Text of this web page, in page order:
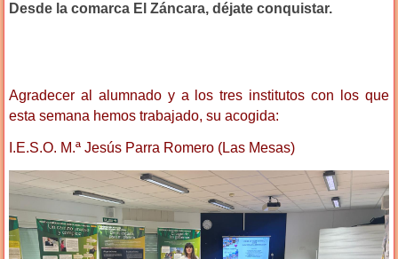
Desde la comarca El Záncara, déjate conquistar.
Agradecer al alumnado y a los tres institutos con los que
esta semana hemos trabajado, su acogida:
I.E.S.O. M.ª Jesús Parra Romero (Las Mesas)